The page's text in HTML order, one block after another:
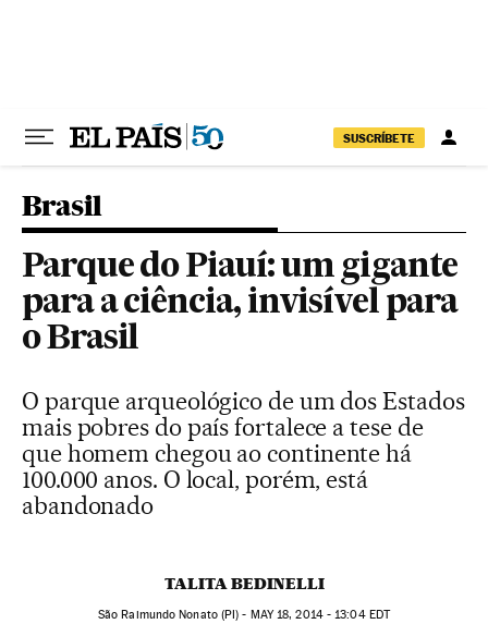
SUSCRÍBETE
Brasil
Parque do Piauí: um gigante
para a ciência, invisível para
o Brasil
O parque arqueológico de um dos Estados
mais pobres do país fortalece a tese de
que homem chegou ao continente há
100.000 anos. O local, porém, está
abandonado
TALITA BEDINELLI
São Raimundo Nonato (PI) - MAY18, 2014 - 13:04EDT